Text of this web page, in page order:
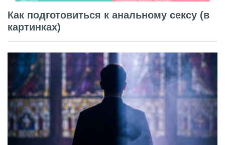
Как подготовиться к анальному сексу (в
картинках)